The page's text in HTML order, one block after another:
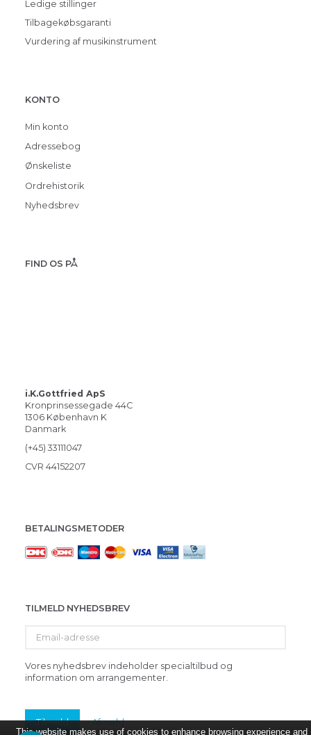
Ledige stillinger
Tilbagekøbsgaranti
Vurdering af musikinstrument
KONTO
Min konto
Adressebog
Ønskeliste
Ordrehistorik
Nyhedsbrev
FIND OS PÅ
i.K.Gottfried ApS
Kronprinsessegade 44C
1306 København K
Danmark
(+45) 33111047
CVR 44152207
BETALINGSMETODER
TILMELD NYHEDSBREV
adresse
Vores nyhedsbrev indeholder specialtilbud og
information om arrangementer.
Tilmeld Afmeld
This website makes use of cookies to enhance browsing experience and